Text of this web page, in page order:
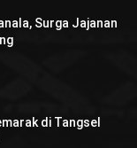
Surga Jajanan
di Tangsel